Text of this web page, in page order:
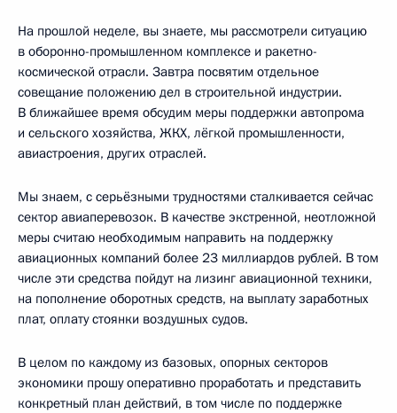
На прошлой неделе, вы знаете, мы рассмотрели ситуацию
в оборонно-промышленном комплексе и ракетно-
космической отрасли. Завтра посвятим отдельное
совещание положению дел в строительной индустрии.
В ближайшее время обсудим меры поддержки автопрома
и сельского хозяйства, ЖКХ, лёгкой промышленности,
авиастроения, других отраслей.
Мы знаем, с серьёзными трудностями сталкивается сейчас
сектор авиаперевозок. В качестве экстренной, неотложной
меры считаю необходимым направить на поддержку
авиационных компаний более 23 миллиардов рублей. В том
числе эти средства пойдут на лизинг авиационной техники,
на пополнение оборотных средств, на выплату заработных
плат, оплату стоянки воздушных судов.
В целом по каждому из базовых, опорных секторов
экономики прошу оперативно проработать и представить
конкретный план действий, в том числе по поддержке